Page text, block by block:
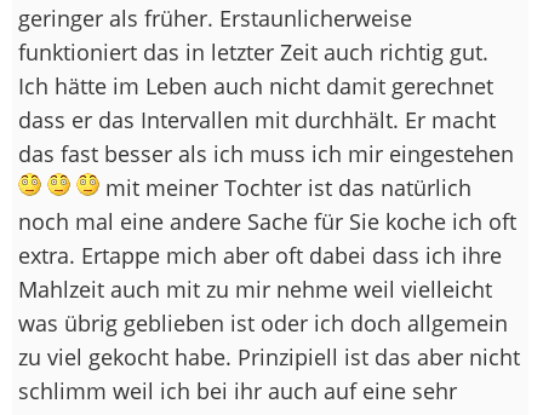
geringer als früher. Erstaunlicherweise
funktioniert das in letzter Zeit auch richtig gut.
Ich hätte im Leben auch nicht damit gerechnet
dass er das Intervallen mit durchhält. Er macht
das fast besser als ich muss ich mir eingestehen
mit meiner Tochter ist das natürlich
noch mal eine andere Sache für Sie koche ich oft
extra. Ertappe mich aber oft dabei dass ich ihre
Mahlzeit auch mit zu mir nehme weil vielleicht
was übrig geblieben ist oder ich doch allgemein
zu viel gekocht habe. Prinzipiell ist das aber nicht
schlimm weil ich bei ihr auch auf eine sehr